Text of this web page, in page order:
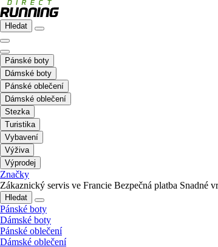
Hledat
Pánské boty
Dámské boty
Pánské oblečení
Dámské oblečení
Stezka
Turistika
Vybavení
Výživa
Výprodej
Značky
Zákaznický servis ve Francie Bezpečná platba Snadné
Hledat
Pánské boty
Dámské boty
Pánské oblečení
Dámské oblečení